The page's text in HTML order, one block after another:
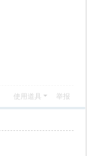
使用道具 举报